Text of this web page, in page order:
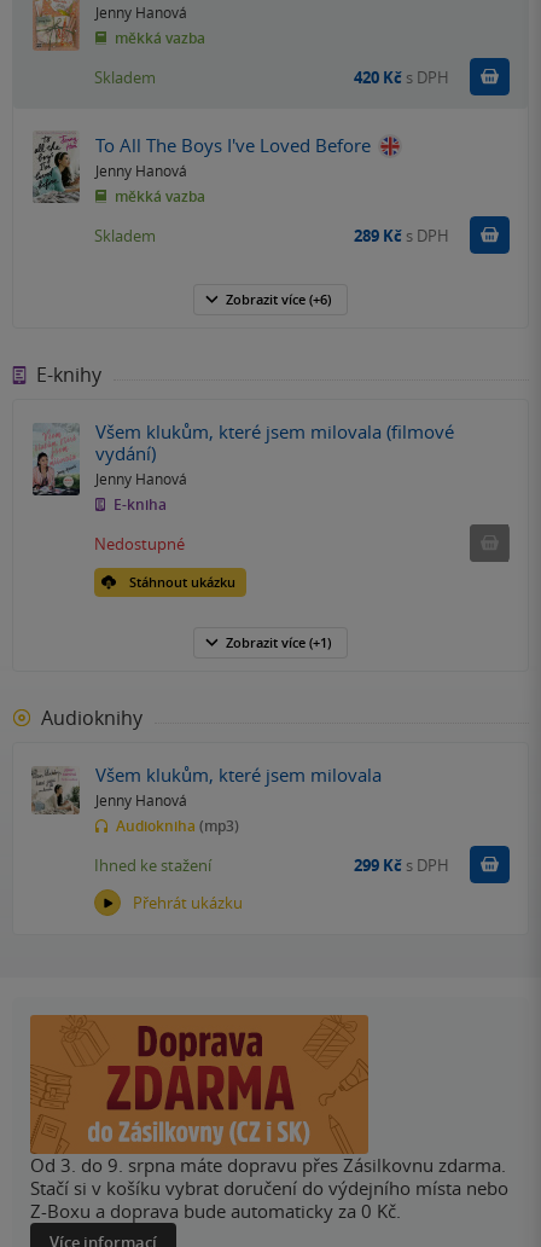
Jenny Hanová
měkká vazba
Skladem 420 Kč s DPH
To All The Boys I've Loved Before
Jenny Hanová
měkká vazba
Skladem 289 Kč s DPH
Zobrazit více (+6)
E-knihy
Všem klukům, které jsem milovala (filmové
vydání)
Jenny Hanová
E-kniha
Stáhnout ukázku
Nedostupné
Zobrazit více (+1)
Audioknihy
Všem klukům, které jsem milovala
Jenny Hanová
Audiokniha (mp3)
Přehrát ukázku
Ihned ke stažení 299 Kč s DPH Koupit
Od 3. do 9. srpna máte dopravu přes Zásilkovnu zdarma.
Stačí si v košíku vybrat doručení do výdejního místa nebo
Z-Boxu a doprava bude automaticky za 0 Kč.
Více informací